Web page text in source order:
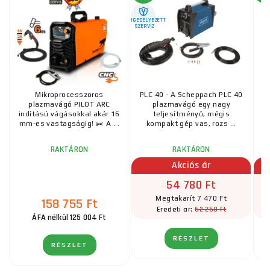
Mikroprocesszoros
plazmavágó PILOT ARC
indítású vágásokkal akár 16
mm-es vastagságig! ✂️ A ...
RAKTÁRON
158 755 Ft
ÁFA nélkül 125 004 Ft
RÉSZLET
ENGEDÉLYEZETT
SZERVIZ
PLC 40 - A Scheppach PLC 40
plazmavágó egy nagy
teljesítményű, mégis
kompakt gép vas, rozs ...
RAKTÁRON
Akciós ár
54 780 Ft
Megtakarít 7 470 Ft
Eredeti ár:62 250 Ft
RÉSZLET